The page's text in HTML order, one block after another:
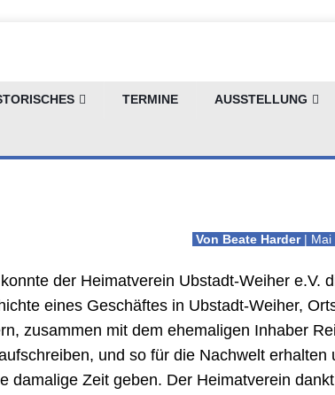
TERMINE AUSSTELLUNG
Von Beate Harder | Mai
der Heimatverein Ubstadt-Weiher e.V.
eines Geschäftes in Ubstadt-Weiher,
zusammen mit dem ehemaligen Inhaber
und so für die Nachwelt erhalten
damalige Zeit geben. Der Heimatverein dankt